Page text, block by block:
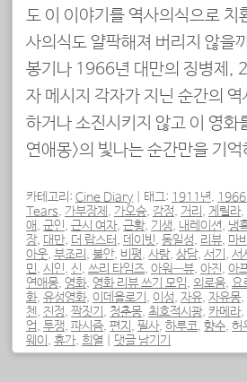
도 이 이야기를 역사의식으로 치
사의식도 얄팍해져 버리지 않을
봉기나 1966년 대만의 징병제,
자 메시지 각자가 지닌 순간의
하거나 소진시키지 않고 이 영화
연애몽>의 빛나는 순간만을 기
카테고리: Cine Diary 태그: 1911년, 1966
Tears, 가부장제 , 가오슝, 감정, 거리 , 게릴라,
애, 군인, 근시 여자, 근황, 기생, 내레이션, 냉
장, 대만, 더 랍스터, 데이빗, 동일성, 리뷰, 마비
아웃, 부조리 , 불안, 비평, 사랑, 상담, 서기 , 서
민, 시인, 신, 쓰리 타임즈, 아워—뷰, 아진, 아
연애몽, 영화, 영화 리뷰 쓰기 모임, 외로움, 요
화, 유성영화, 이데올로기 , 이성, 자유, 자유몽,
첸, 진정, 짝짓기 , 청춘몽, 최호적시광, 카메라,
업, 투쟁, 파시즘, 편지 , 필사, 하루코, 향수, 허
웨이 , 휴가, 희열 댓글 남기기